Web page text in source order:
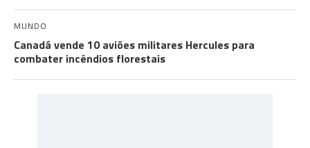
MUNDO
Canadá vende 10 aviões militares Hercules para
combater incêndios florestais